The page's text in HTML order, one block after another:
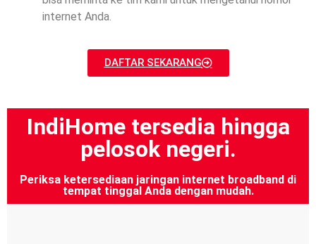
internet Anda.
DAFTAR SEKARANG
IndiHome tersedia hingga
pelosok negeri.
Periksa ketersediaan jaringan internet broadband di
tempat tinggal Anda dengan mudah.